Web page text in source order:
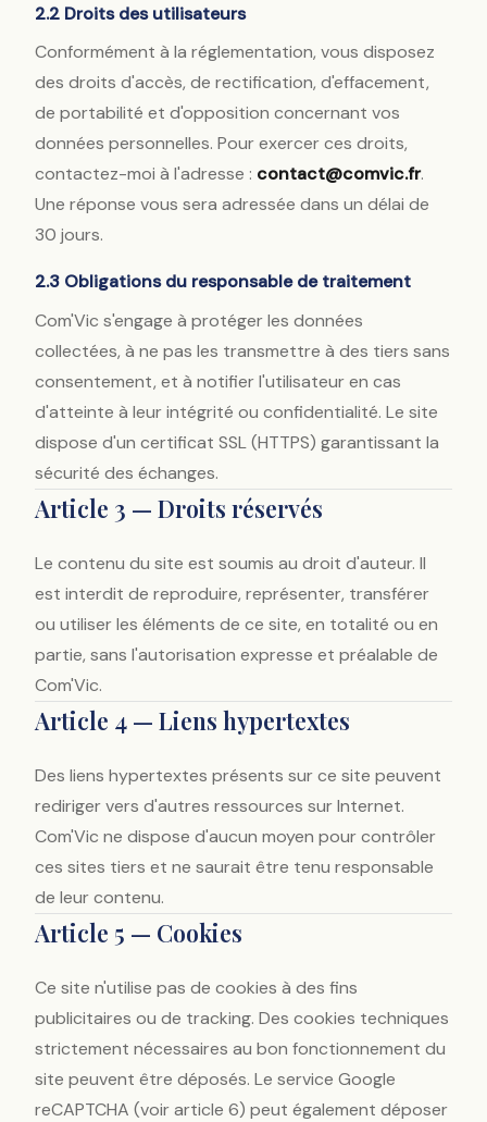
2.2 Droits des utilisateurs
Conformément à la réglementation, vous disposez
des droits d'accès, de rectification, d'effacement,
de portabilité et d'opposition concernant vos
données personnelles. Pour exercer ces droits,
contactez-moi à l'adresse : contact@comvic.fr.
Une réponse vous sera adressée dans un délai de
30 jours.
2.3 Obligations du responsable de traitement
Com'Vic s'engage à protéger les données
collectées, à ne pas les transmettre à des tiers sans
consentement, et à notifier l'utilisateur en cas
d'atteinte à leur intégrité ou confidentialité. Le site
dispose d'un certificat SSL (HTTPS) garantissant la
sécurité des échanges.
Article 3 — Droits réservés
Le contenu du site est soumis au droit d'auteur. Il
est interdit de reproduire, représenter, transférer
ou utiliser les éléments de ce site, en totalité ou en
partie, sans l'autorisation expresse et préalable de
Com'Vic.
Article 4 — Liens hypertextes
Des liens hypertextes présents sur ce site peuvent
rediriger vers d'autres ressources sur Internet.
Com'Vic ne dispose d'aucun moyen pour contrôler
ces sites tiers et ne saurait être tenu responsable
de leur contenu.
Article 5 — Cookies
Ce site n'utilise pas de cookies à des fins
publicitaires ou de tracking. Des cookies techniques
strictement nécessaires au bon fonctionnement du
site peuvent être déposés. Le service Google
reCAPTCHA (voir article 6) peut également déposer